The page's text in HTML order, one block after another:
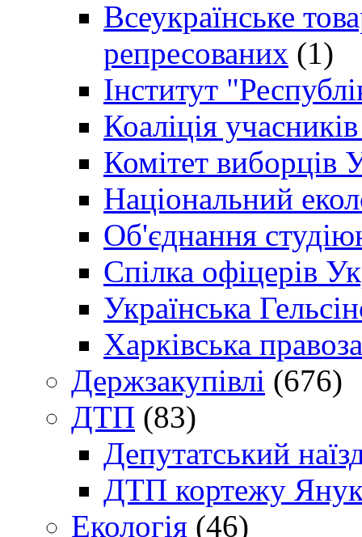
Всеукраїнське
репресованих (1)
Інститут
Коаліція
Комітет виборців
Національний
Об'єднання
Спілка офіцерів
Українська
Харківська
Держзакупівлі (676)
ДТП (83)
Депутатський
ДТП кортежу
Екологія (46)